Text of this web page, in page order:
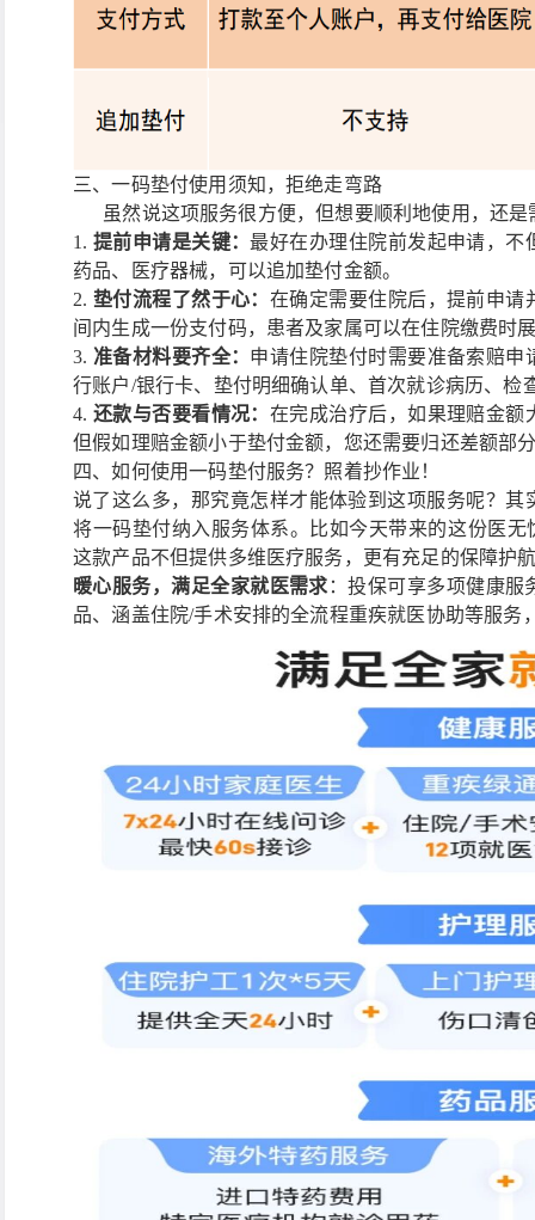
三、一码垫付使用须知，拒绝走弯路
虽然说这项服务很方便，但想要顺利地使用，还是
1. 提前申请是关键：最好在办理住院前发起申请，不
药品、医疗器械，可以追加垫付金额。
2. 垫付流程了然于心： 在确定需要住院后，提前申请
间内生成一份支付码，患者及家属可以在住院缴费时
3. 准备材料要齐全： 申请住院垫付时需要准备索赔
行账户/银行卡、垫付明细确认单、首次就诊病历、检
4. 还款与否要看情况： 在完成治疗后，如果理赔金额
但假如理赔金额小于垫付金额，您还需要归还差额部
四、如何使用一码垫付服务？照着抄作业！
说了这么多，那究竟怎样才能体验到这项服务呢？
将一码垫付纳入服务体系。比如今天带来的这份医
这款产品不但提供多维医疗服务，更有充足的保障护
暖心服务，满足全家就医需求 ：投保可享多项健康服
品、涵盖住院/手术安排的全流程重疾就医协助等服务